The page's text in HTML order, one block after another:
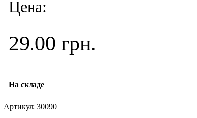
Цена:
29.00 грн.
На складе
Артикул: 30090